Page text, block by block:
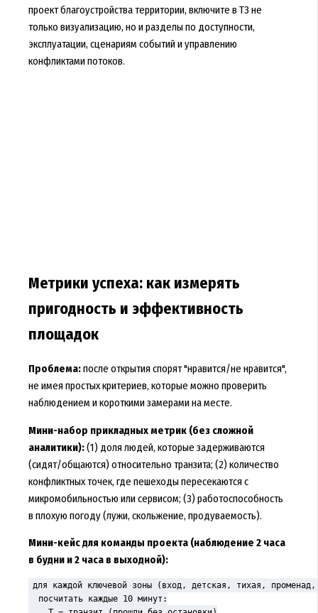
проект благоустройства территории, включите в ТЗ не
только визуализацию, но и разделы по доступности,
эксплуатации, сценариям событий и управлению
конфликтами потоков.
Метрики успеха: как измерять
пригодность и эффективность
площадок
Проблема:после открытия спорят "нравится/не нравится",
не имея простых критериев, которые можно проверить
наблюдением и короткими замерами на месте.
Мини-набор прикладных метрик (без сложной
аналитики):(1) доля людей, которые задерживаются
(сидят/общаются) относительно транзита; (2) количество
конфликтных точек, где пешеходы пересекаются с
микромобильностью или сервисом; (3) работоспособность
в плохую погоду (лужи, скольжение, продуваемость).
Мини-кейс для команды проекта (наблюдение 2 часа
в будни и 2 часа в выходной):
для каждой ключевой зоны (вход, детская, тихая,
  посчитать каждые 10 минут: